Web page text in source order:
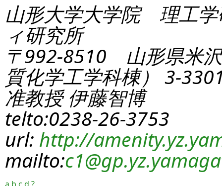
山形大学大学院 理工学
ィ研究所
〒992-8510 山形県米
質化学工学科棟） 3-
准教授 伊藤智博
telto:0238-26-3753
url: http://
mailto:c1